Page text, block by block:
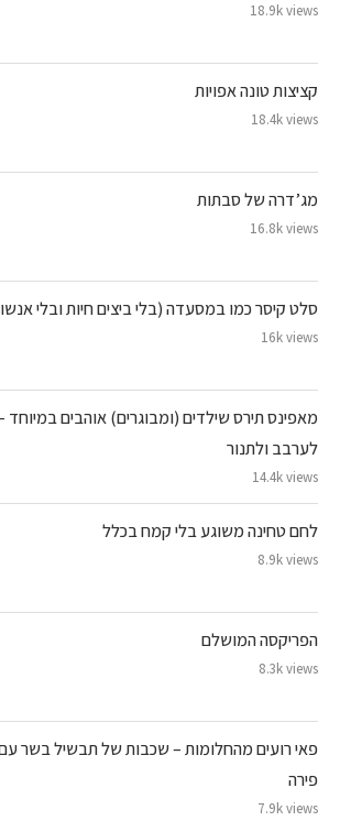
18.9k views
קציצות טונה אפויות
18.4k views
מג’דרה של סבתות
16.8k views
סלט קיסר כמו במסעדה (בלי ביצים חיות ובלי
16k views
מאפינס תירס שילדים (ומבוגרים) אוהבים במיוחד
לערבב ולתנור
14.4k views
לחם טחינה משוגע בלי קמח בכלל
8.9k views
הפריקסה המושלם
8.3k views
פאי רועים מהחלומות – שכבות של תבשיל בשר
פירה
7.9k views